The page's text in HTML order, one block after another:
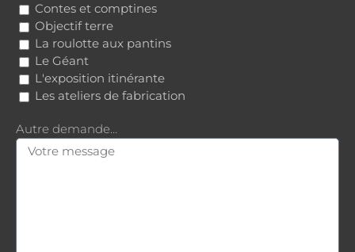
Contes et comptines
Objectif terre
La roulotte aux pantins
Le Géant
L'exposition itinérante
Les ateliers de fabrication
Autre demande…